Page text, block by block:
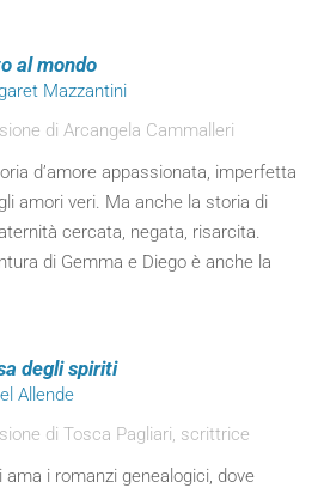
al mondo
Mazzantini
di Arcangela Cammalleri
d’amore appassionata, imperfetta
amori veri. Ma anche la storia di
cercata, negata, risarcita.
di Gemma e Diego è anche la
degli spiriti
Allende
di Tosca Pagliari, scrittrice
ama i romanzi genealogici, dove